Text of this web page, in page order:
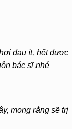
đau ít, hết được
bác sĩ nhé
mong rằng sẽ trị